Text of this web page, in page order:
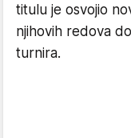
titulu je osvojio
njihovih redova
turnira.